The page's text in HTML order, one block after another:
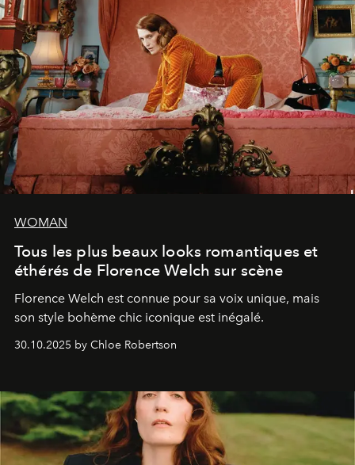
WOMAN
Tous les plus beaux looks romantiques et
éthérés de Florence Welch sur scène
Florence Welch est connue pour sa voix unique, mais
son style bohème chic iconique est inégalé.
30.10.2025 by Chloe Robertson